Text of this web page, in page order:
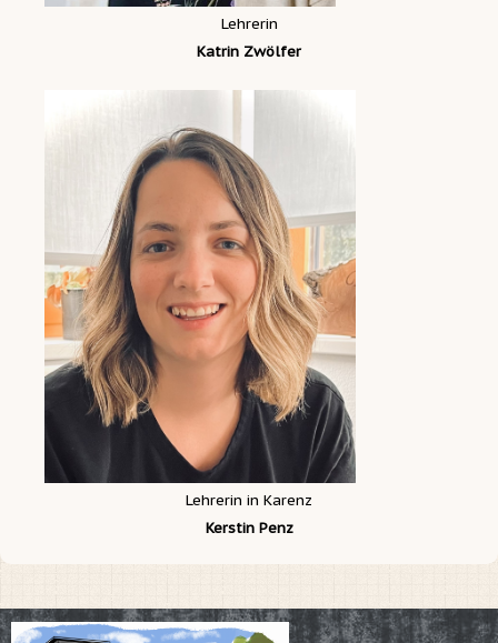
Lehrerin
Katrin Zwölfer
Lehrerin in Karenz
Kerstin Penz